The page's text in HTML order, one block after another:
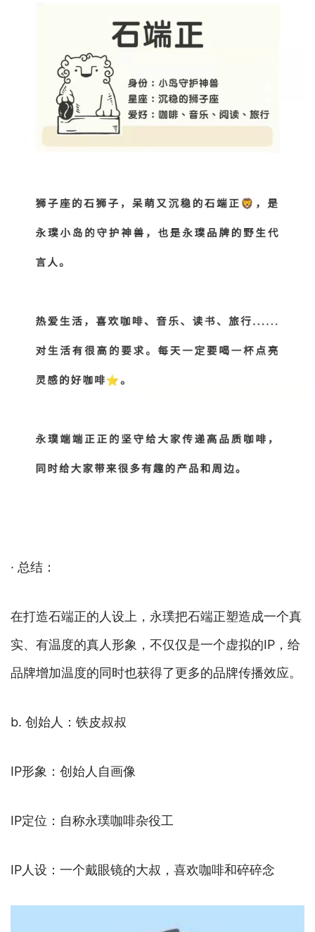
· 总结：
在打造石端正的人设上，永璞把石端正塑造成一个真
实、有温度的真人形象，不仅仅是一个虚拟的IP，给
品牌增加温度的同时也获得了更多的品牌传播效应。
b. 创始人：铁皮叔叔
IP形象：创始人自画像
IP定位：自称永璞咖啡杂役工
IP人设：一个戴眼镜的大叔，喜欢咖啡和碎碎念